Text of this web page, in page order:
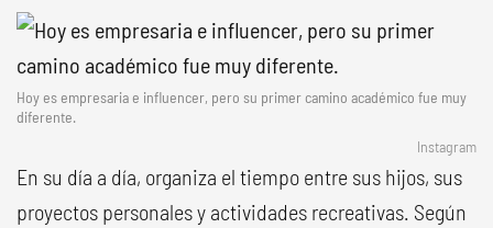
Hoy es empresaria e influencer, pero su primer camino académico fue muy
diferente.
Instagram
En su día a día, organiza el tiempo entre sus hijos, sus
proyectos personales y actividades recreativas. Según